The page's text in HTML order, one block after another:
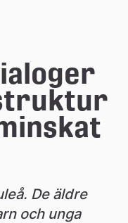
De äldre
och unga